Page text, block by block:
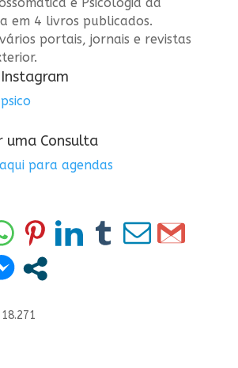
em 4 livros publicados.
portais, jornais e revistas
uma Consulta
para agendas
18.271